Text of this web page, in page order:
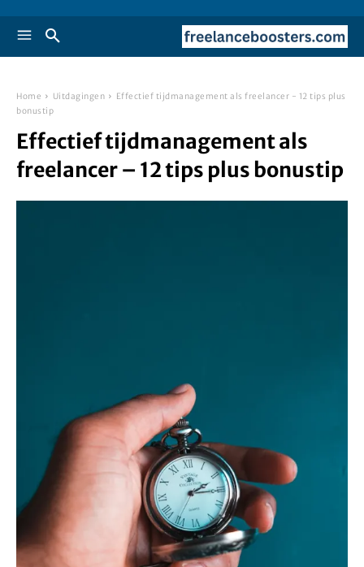
Home Uitdagingen
Effectief tijdmanagement als freelancer - 12 tips plus
bonustip
Effectief tijdmanagement als
freelancer – 12 tips plus bonustip